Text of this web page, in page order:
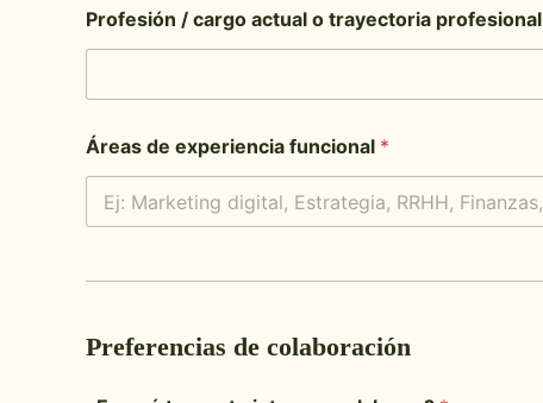
Profesión / cargo actual o trayectoria profesional
Áreas de experiencia funcional *
i
e
Preferencias de colaboración